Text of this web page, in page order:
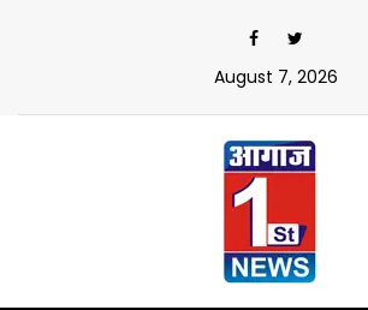
August 7, 2026